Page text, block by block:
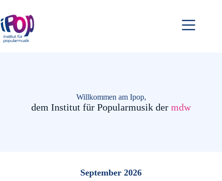
Inhalt
springen
Willkommen am Ipop,
dem Institut für Popularmusik der mdw
September 2026